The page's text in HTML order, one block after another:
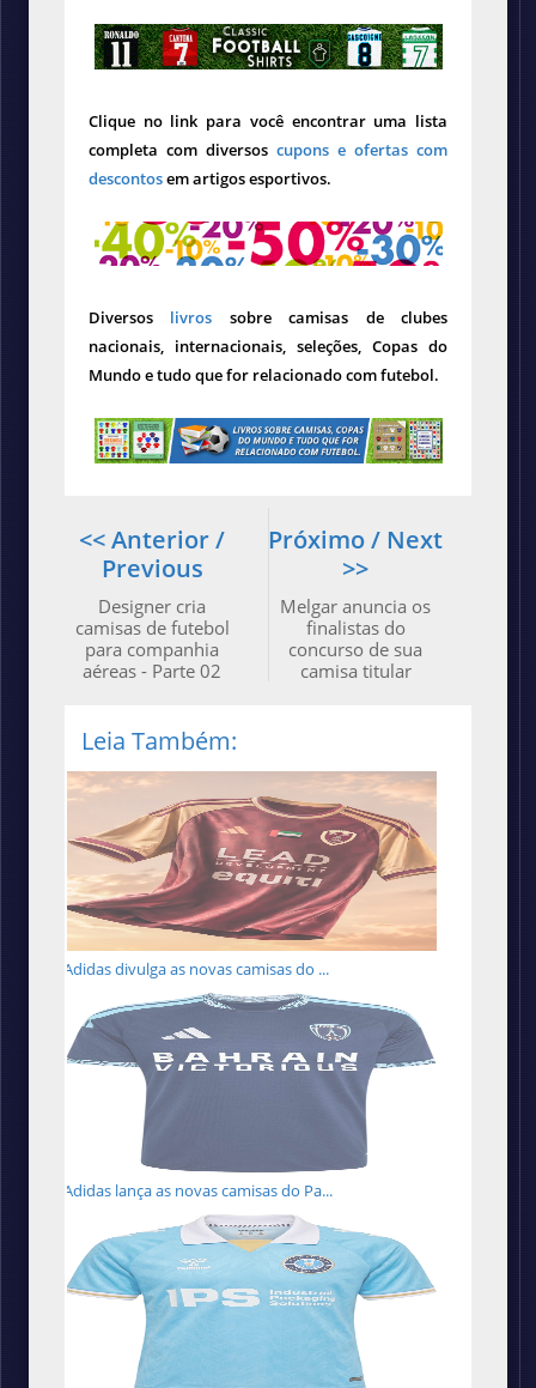
Clique no link para você encontrar uma lista
completa com diversos cupons e ofertas com
descontosem artigos esportivos.
Diversos livros sobre camisas de clubes
nacionais, internacionais, seleções, Copas do
Mundo e tudo que for relacionado com futebol.
Próximo / Next
>>
Melgar anuncia os
finalistas do
concurso de sua
camisa titular
<< Anterior /
Previous
Designer cria
camisas de futebol
para companhia
aéreas - Parte 02
Leia Também:
Adidas divulga as novas camisas do ...
Adidas lança as novas camisas do Pa...